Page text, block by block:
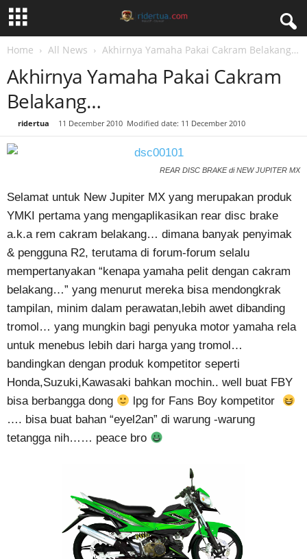
Home All News Akhirnya Yamaha Pakai Cakram Belakang…
Akhirnya Yamaha Pakai Cakram
Belakang…
ridertua 11 December 2010 Modified date: 11 December 2010
REAR DISC BRAKE di NEW JUPITER MX
Selamat untuk New Jupiter MX yang merupakan produk
YMKI pertama yang mengaplikasikan rear disc brake
a.k.a rem cakram belakang… dimana banyak penyimak
& pengguna R2, terutama di forum-forum selalu
mempertanyakan “kenapa yamaha pelit dengan cakram
belakang…” yang menurut mereka bisa mendongkrak
tampilan, minim dalam perawatan,lebih awet dibanding
tromol… yang mungkin bagi penyuka motor yamaha rela
untuk menebus lebih dari harga yang tromol…
bandingkan dengan produk kompetitor seperti
Honda,Suzuki,Kawasaki bahkan mochin.. well buat FBY
bisa berbangga dong
lpg for Fans Boy kompetitor
…. bisa buat bahan “eyel2an” di warung -warung
tetangga nih…… peace bro